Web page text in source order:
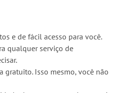
e de fácil acesso para você.
qualquer serviço de
gratuito. Isso mesmo, você não